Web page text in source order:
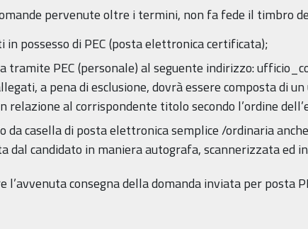
pervenute oltre i termini, non fa fede il timbro
possesso di PEC (posta elettronica certificata);
tramite PEC (personale) al seguente indirizzo:
a pena di esclusione, dovrà essere composta di
al corrispondente titolo secondo l’ordine
da casella di posta elettronica semplice /ordinaria
dal candidato in maniera autografa, scannerizzata ed
l’avvenuta consegna della domanda inviata per posta